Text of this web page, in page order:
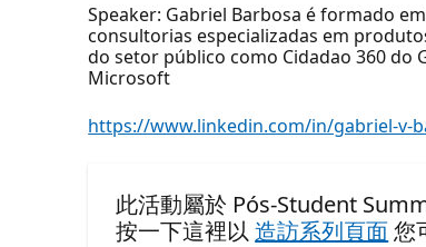
Speaker: Gabriel Barbosa é formado
consultorias especializadas em
do setor público como Cidadao 360 do
Microsoft
https://www.linkedin.com/in/gabriel-v-
此活動屬於 Pós-Student
按一下這裡以造訪系列頁面 您